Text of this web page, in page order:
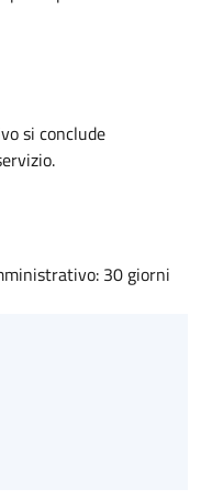
si conclude
30 giorni